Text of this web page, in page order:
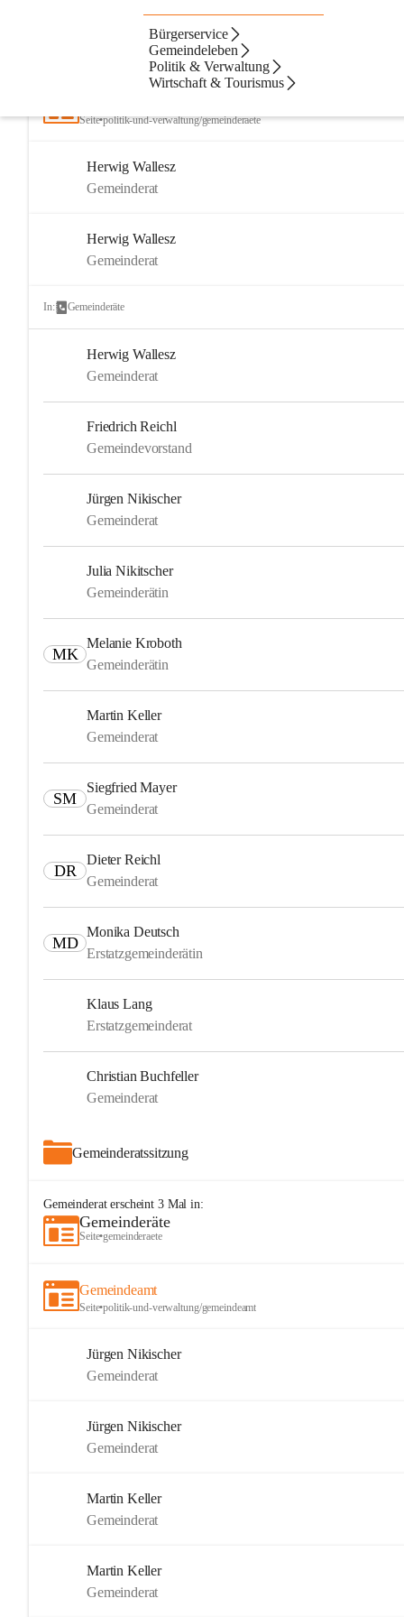
Bürgerservice
Gemeindeleben
Politik & Verwaltung
Wirtschaft & Tourismus
Artikel Dateien
Seite•politik-und-verwaltung/gemeinderaete
Herwig Wallesz
Gemeinderat
Herwig Wallesz
Gemeinderat
In: Gemeinderäte
Herwig Wallesz
Gemeinderat
Friedrich Reichl
Gemeindevorstand
Jürgen Nikischer
Gemeinderat
Julia Nikitscher
Gemeinderätin
MK
Melanie Kroboth
Gemeinderätin
Martin Keller
Gemeinderat
SM
Siegfried Mayer
Gemeinderat
DR
Dieter Reichl
Gemeinderat
MD
Monika Deutsch
Erstatzgemeinderätin
Klaus Lang
Erstatzgemeinderat
Christian Buchfeller
Gemeinderat
Gemeinderatssitzung
Gemeinderaterscheint 3Mal in:
Gemeinderäte
Seite•gemeinderaete
Gemeindeamt
Seite•politik-und-verwaltung/gemeindeamt
Jürgen Nikischer
Gemeinderat
Jürgen Nikischer
Gemeinderat
Martin Keller
Gemeinderat
Martin Keller
Gemeinderat